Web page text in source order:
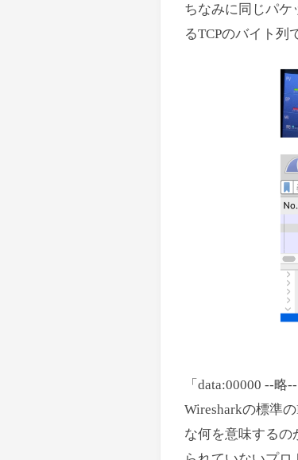
ちなみに同じパケ
るTCPのバイト列
「data:00000 --
Wiresharkの標準
な何を意味する